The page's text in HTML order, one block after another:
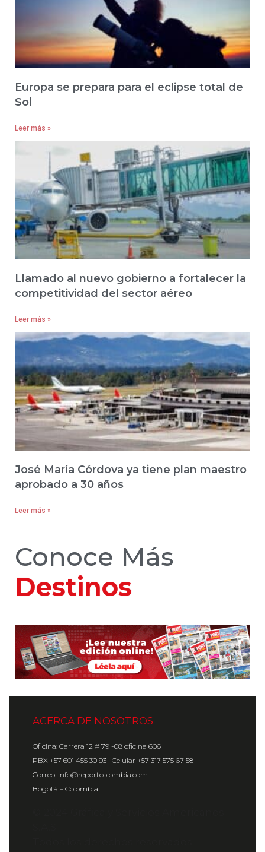
Europa se prepara para el eclipse total de
Sol
Leer más »
Llamado al nuevo gobierno a fortalecer la
competitividad del sector aéreo
Leer más »
José María Córdova ya tiene plan maestro
aprobado a 30 años
Leer más »
Conoce Más
Hoteles
ACERCA DE NOSOTROS
Oficina: Carrera 12 # 79 -08 oficina 606
PBX +57 601 455 30 93 | Celular +57 317 575 67 58
Correo: info@reportcolombia.com
Bogotá – Colombia